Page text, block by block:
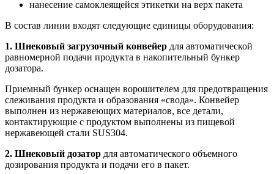
нанесение самоклеящейся этикетки на верх пакета
В состав линии входят следующие единицы оборудования:
1. Шнековый загрузочный конвейер для автоматической
равномерной подачи продукта в накопительный бункер
дозатора.
Приемный бункер оснащен ворошителем для предотвращения
слеживания продукта и образования «свода». Конвейер
выполнен из нержавеющих материалов, все детали,
контактирующие с продуктом выполнены из пищевой
нержавеющей стали SUS304.
2. Шнековый дозатор для автоматического объемного
дозирования продукта и подачи его в пакет.